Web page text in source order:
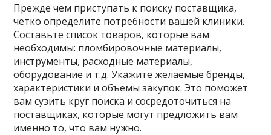
Прежде чем приступать к поиску поставщика,
четко определите потребности вашей клиники.
Составьте список товаров, которые вам
необходимы: пломбировочные материалы,
инструменты, расходные материалы,
оборудование и т.д. Укажите желаемые бренды,
характеристики и объемы закупок. Это поможет
вам сузить круг поиска и сосредоточиться на
поставщиках, которые могут предложить вам
именно то, что вам нужно.